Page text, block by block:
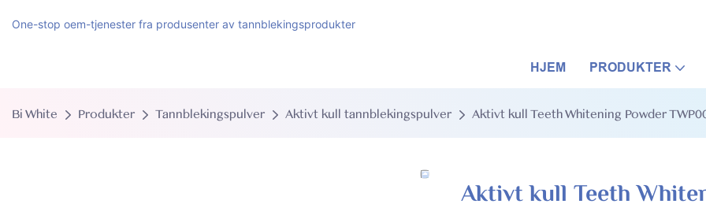
One-stop oem-tjenester fra produsenter av tannblekingsprodukter
HJEM PRODUKTER
Bi White Produkter Tannblekingspulver Aktivt kull tannblekingspulver Aktivt kull Teeth Whitening Powder
Aktivt kull Teeth